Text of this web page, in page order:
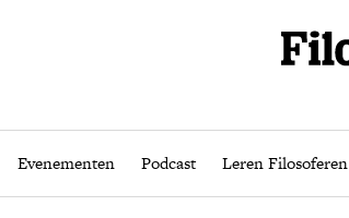
Evenementen Podcast Leren Filosoferen
Home Magazine Evenementen Podcast